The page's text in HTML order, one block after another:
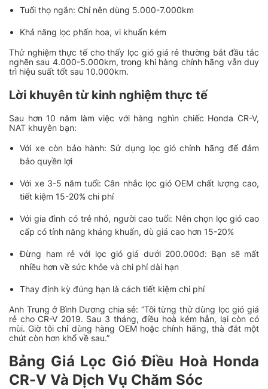
Tuổi thọ ngắn: Chỉ nên dùng 5.000-7.000km
Khả năng lọc phấn hoa, vi khuẩn kém
Thử nghiệm thực tế cho thấy lọc gió giá rẻ thường bắt đầu tắc
nghẽn sau 4.000-5.000km, trong khi hàng chính hãng vẫn duy
trì hiệu suất tốt sau 10.000km.
Lời khuyên từ kinh nghiệm thực tế
Sau hơn 10 năm làm việc với hàng nghìn chiếc Honda CR-V,
NAT khuyên bạn:
Với xe còn bảo hành: Sử dụng lọc gió chính hãng để đảm
bảo quyền lợi
Với xe 3-5 năm tuổi: Cân nhắc lọc gió OEM chất lượng cao,
tiết kiệm 15-20% chi phí
Với gia đình có trẻ nhỏ, người cao tuổi: Nên chọn lọc gió cao
cấp có tính năng kháng khuẩn, dù giá cao hơn 15-20%
Đừng ham rẻ với lọc gió giá dưới 200.000đ: Bạn sẽ mất
nhiều hơn về sức khỏe và chi phí dài hạn
Thay định kỳ đúng hạn là cách tiết kiệm chi phí
Anh Trung ở Bình Dương chia sẻ: “Tôi từng thử dùng lọc gió giá
rẻ cho CR-V 2019. Sau 3 tháng, điều hoà kém hẳn, lại còn có
mùi. Giờ tôi chỉ dùng hàng OEM hoặc chính hãng, thà đắt một
chút còn hơn khổ về sau.”
Bảng Giá Lọc Gió Điều Hoà Honda
CR-V Và Dịch Vụ Chăm Sóc